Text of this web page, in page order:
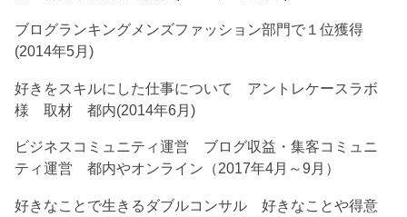
ブログランキングメンズファッション部門で１位獲得
(2014年5月)
好きをスキルにした仕事について アントレケースラボ
様 取材 都内(2014年6月)
ビジネスコミュニティ運営 ブログ収益・集客コミュニ
ティ運営 都内やオンライン（2017年4月～9月）
好きなことで生きるダブルコンサル 好きなことや得意